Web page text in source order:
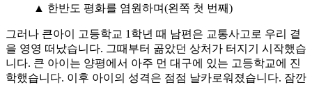
▲ 한반도 평화를 염원하며(왼쪽 첫 번째)
그러나 큰아이 고등학교 1학년 때 남편은 교통사고로 우리 곁
을 영영 떠났습니다. 그때부터 곪았던 상처가 터지기 시작했습
니다. 큰 아이는 양평에서 아주 먼 대구에 있는 고등학교에 진
학했습니다. 이후 아이의 성격은 점점 날카로워졌습니다. 잠깐